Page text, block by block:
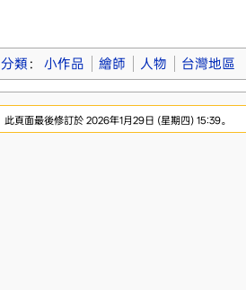
分類 ： 小作品 繪師 人物 台灣地區
此頁面最後修訂於 2026年1月29日 (星期四) 15:39。